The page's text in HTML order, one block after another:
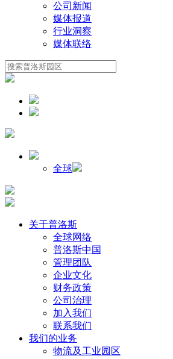
公司新闻
媒体报道
行业洞察
媒体联络
全球
关于普洛斯
全球网络
普洛斯中国
管理团队
企业文化
财务政策
公司治理
加入我们
联系我们
我们的业务
物流及工业园区